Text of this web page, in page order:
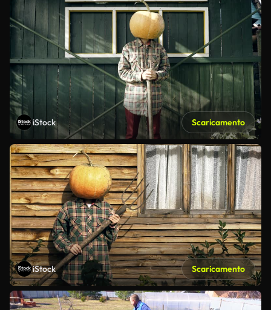
iStock Scaricamento
iStock Scaricamento